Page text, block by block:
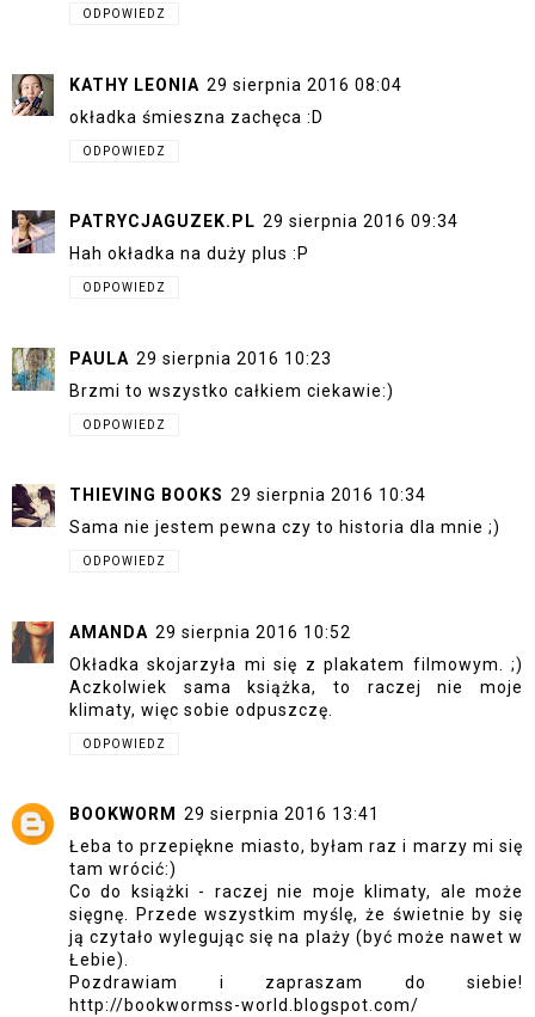
ODPOWIEDZ
KATHY LEONIA 29 sierpnia 2016 08:04
okładka śmieszna zachęca :D
ODPOWIEDZ
PATRYCJAGUZEK.PL 29 sierpnia 2016 09:34
Hah okładka na duży plus :P
ODPOWIEDZ
PAULA 29 sierpnia 2016 10:23
Brzmi to wszystko całkiem ciekawie:)
ODPOWIEDZ
THIEVING BOOKS 29 sierpnia 2016 10:34
Sama nie jestem pewna czy to historia dla mnie ;)
ODPOWIEDZ
AMANDA 29 sierpnia 2016 10:52
Okładka skojarzyła mi się z plakatem filmowym. ;)
Aczkolwiek sama książka, to raczej nie moje
klimaty, więc sobie odpuszczę.
ODPOWIEDZ
BOOKWORM
29 sierpnia 2016 13:41
Łeba to przepiękne miasto, byłam raz i marzy mi się
tam wrócić:)
Co do książki - raczej nie moje klimaty, ale może
sięgnę. Przede wszystkim myślę, że świetnie by się
ją czytało wylegując się na plaży (być może nawet w
Łebie).
Pozdrawiam i zapraszam do siebie!
http://bookwormss-world.blogspot.com/